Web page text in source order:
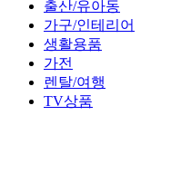
출산/유아동
가구/인테리어
생활용품
가전
렌탈/여행
TV상품